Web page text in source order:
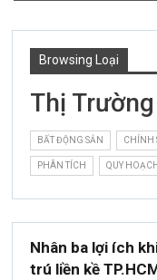
Browsing Loại
Thị Trường
BẤT ĐỘNG SẢN CHÍNH
PHÂN TÍCH QUY HOẠCH
Nhân ba lợi ích
trú liền kề